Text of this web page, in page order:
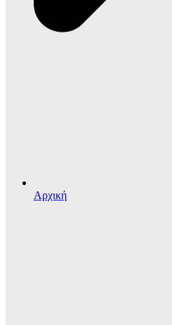
Αρχική